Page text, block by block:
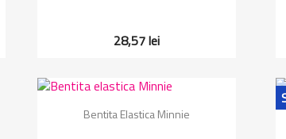
28,57 lei
Vizualizare rapida
Bentita Elastica Minnie